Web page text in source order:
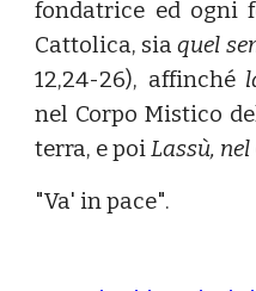
fondatrice ed ogni
Cattolica, siaquel
12,24-26), affinché
nel Corpo Mistico
terra, e poiLassù, nel
"Va' in pace".